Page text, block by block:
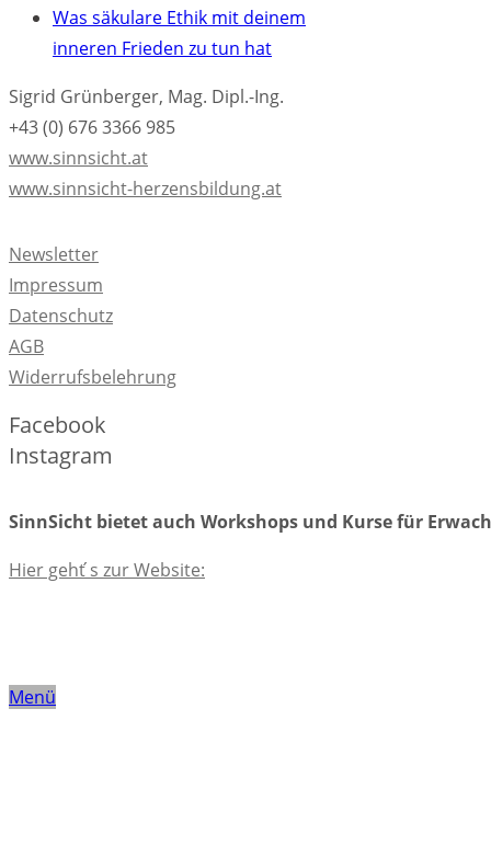
Was säkulare Ethik mit deinem
inneren Frieden zu tun hat
Sigrid Grünberger, Mag. Dipl.-Ing.
+43 (0) 676 3366 985
www.sinnsicht.at
www.sinnsicht-herzensbildung.at
Newsletter
Impressum
Datenschutz
AGB
Widerrufsbelehrung
Facebook
Instagram
SinnSicht bietet auch Workshops und Kurse für
Hier geht ́s zur Website:
Menü